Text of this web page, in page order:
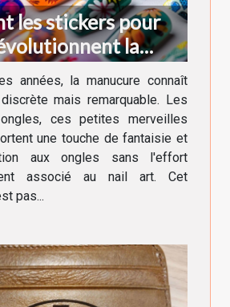
les stickers pour
la
moderne
années, la manucure connaît
mais remarquable. Les
ces petites merveilles
une touche de fantaisie et
aux ongles sans l'effort
associé au nail art. Cet
pas...